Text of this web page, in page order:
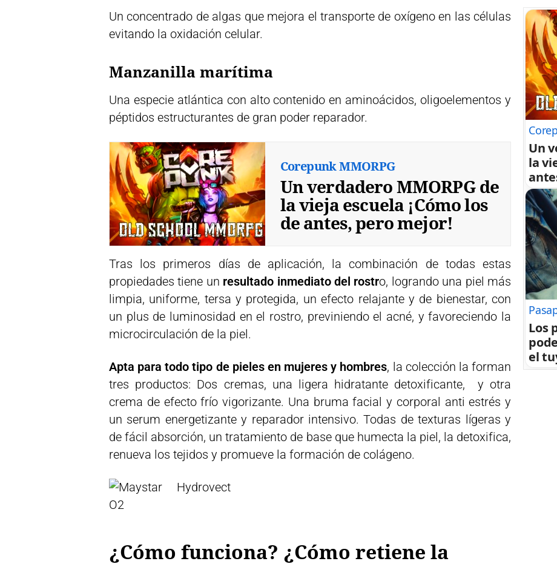
Un concentrado de algas que mejora el transporte de oxígeno en las células
evitando la oxidación celular.
Manzanilla marítima
Una especie atlántica con alto contenido en aminoácidos, oligoelementos y
péptidos estructurantes de gran poder reparador.
Corepunk MMORPG
Un verdadero MMORPG de
la vieja escuela ¡Cómo los
de antes, pero mejor!
Tras los primeros días de aplicación, la combinación de todas estas
propiedades tiene un resultado inmediato del rostro, logrando una piel más
limpia, uniforme, tersa y protegida, un efecto relajante y de bienestar, con
un plus de luminosidad en el rostro, previniendo el acné, y favoreciendo la
microcirculación de la piel.
Apta para todo tipo de pieles en mujeres y hombres, la colección la forman
tres productos: Dos cremas, una ligera hidratante detoxificante, y otra
crema de efecto frío vigorizante. Una bruma facial y corporal anti estrés y
un serum energetizante y reparador intensivo. Todas de texturas lígeras y
de fácil absorción, un tratamiento de base que humecta la piel, la detoxifica,
renueva los tejidos y promueve la formación de colágeno.
¿Cómo funciona? ¿Cómo retiene la
Un
la
Los
el